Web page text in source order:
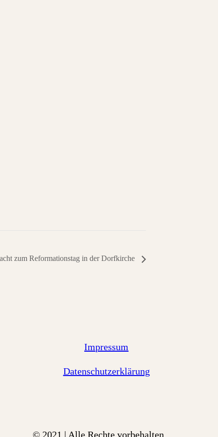
zum Reformationstag in der Dorfkirche
Impressum
Datenschutzerklärung
© 2021 | Alle Rechte vorbehalten